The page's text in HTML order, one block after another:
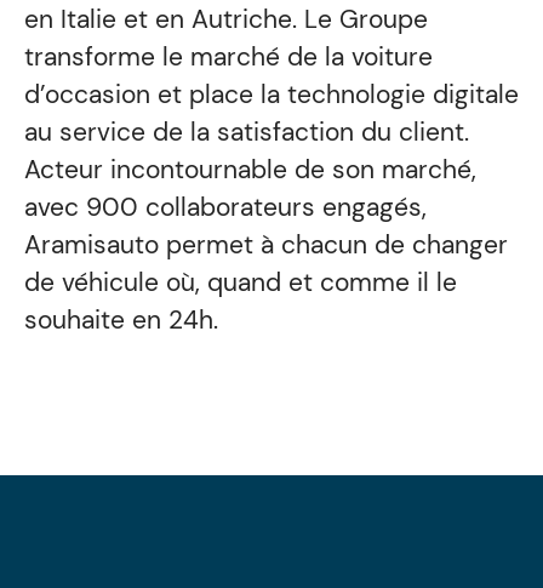
en Italie et en Autriche. Le Groupe
transforme le marché de la voiture
d’occasion et place la technologie digitale
au service de la satisfaction du client.
Acteur incontournable de son marché,
avec 900 collaborateurs engagés,
Aramisauto permet à chacun de changer
de véhicule où, quand et comme il le
souhaite en 24h.